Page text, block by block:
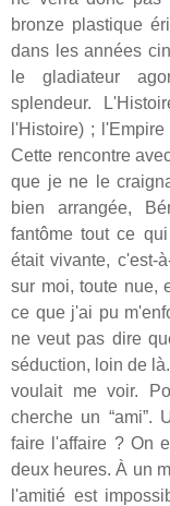
bronze plastique
dans les années
le gladiateur
splendeur.
l'Histoire) ;
Cette rencontre
que je ne le
bien arrangée,
fantôme tout ce
était vivante, c'est-
sur moi, toute nue,
ce que j'ai pu
ne veut pas dire
séduction, loin de
voulait me voir.
cherche un “ami”.
faire l'affaire ? On
deux heures. À un
l'amitié est